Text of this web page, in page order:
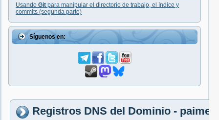
Usando Git para manipular el directorio de trabajo, el índice y
commits (segunda parte)
Síguenos en:
Registros DNS del Dominio -